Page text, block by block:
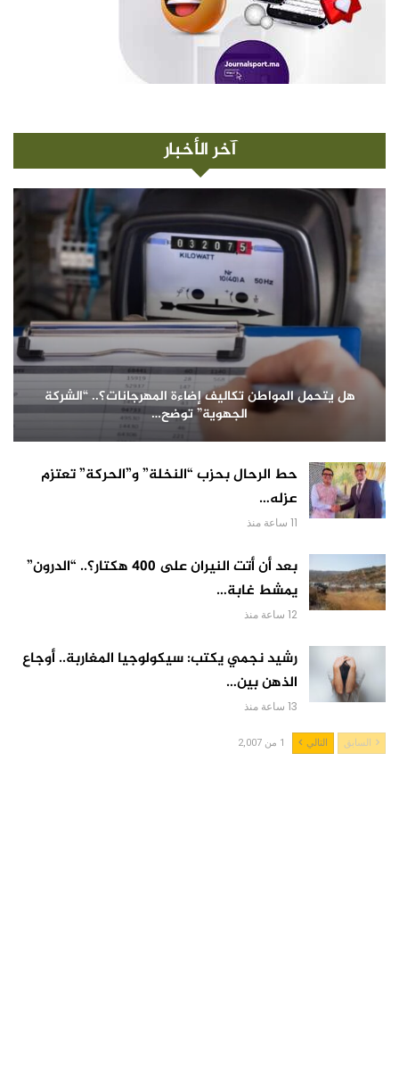
آخر الأخبار
هل يتحمل المواطن تكاليف إضاءة المهرجانات؟.. “الشركة
الجهوية” توضح…
حط الرحال بحزب “النخلة” و”الحركة” تعتزم
عزله…
11 ساعة منذ
بعد أن أتت النيران على 400 هكتار؟.. “الدرون”
يمشط غابة…
12 ساعة منذ
رشيد نجمي يكتب: سيكولوجيا المغاربة.. أوجاع
الذهن بين…
13 ساعة منذ
السابق التالي 1 من 2,007